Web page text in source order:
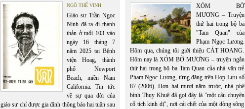
NGÔ THẾ VINH
Giáo sư Trần Ngọc
Ninh đã ra đi thanh
thản ở tuổi 103 vào
ngày 16 tháng 7
năm 2025 tại Bệnh
viện Hoag, thành
phố Newport
Beach, miền Nam
California. Tin tức
về sự qua đời của
giáo sư chỉ được gia đình thông báo hai tuần sau
XÓM BỜ
MƯƠNG – Truyện
thứ hai trong bộ ba
"Tam Quan" của
Phạm Ngọc Lương.
Hôm qua, chúng tôi giới thiệu CÁT HOANG.
Hôm nay là XÓM BỜ MƯƠNG – truyện ngắn
thứ hai trong bộ ba Tam Quan của nhà văn trẻ
Phạm Ngọc Lương, từng đăng trên Hợp Lưu số
87 (2006). Hơn hai mươi năm trước, nhà phê
bình Thụy Khuê đã gọi đây là "một câu chuyện
cổ tích kinh dị", nơi cái chết của một dòng sông